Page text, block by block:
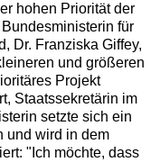
hohen Priorität der
für
Dr. Franziska Giffey,
und größeren
Projekt
Staatssekretärin im
setzte sich ein
und wird in dem
"Ich möchte, dass